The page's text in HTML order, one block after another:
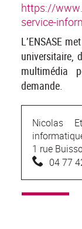
https://
service-
L’ENSASE
universitaire,
multimédia
demande.
Nicolas
1 rue
04 77